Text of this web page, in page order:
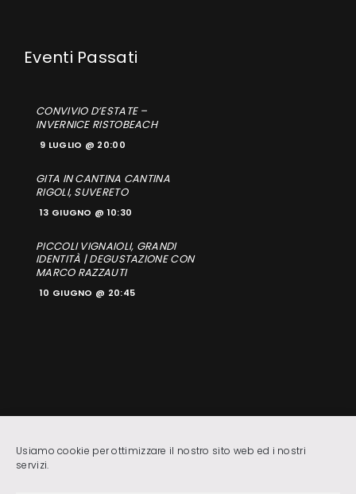
Usiamo cookie per ottimizzare il nostro sito web ed i nostri
servizi.
CONVIVIO D’ESTATE –
INVERNICE RISTOBEACH
9 LUGLIO @ 20:00
GITA IN CANTINA CANTINA
RIGOLI, SUVERETO
13 GIUGNO @ 10:30
PICCOLI VIGNAIOLI, GRANDI
IDENTITÀ | DEGUSTAZIONE CON
MARCO RAZZAUTI
10 GIUGNO @ 20:45